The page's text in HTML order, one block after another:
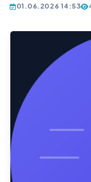
01.06.2026 14:53